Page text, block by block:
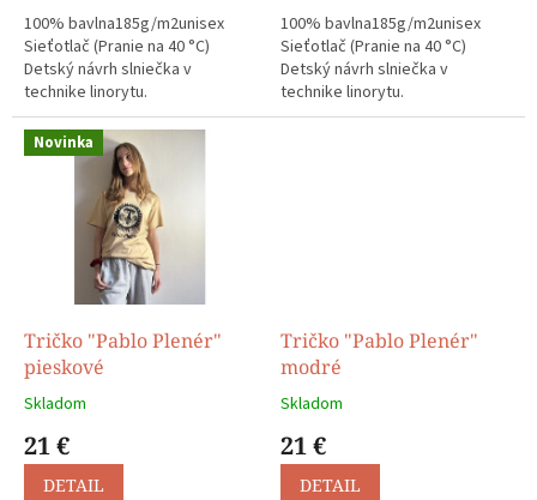
100% bavlna185g/m2unisex
Sieťotlač (Pranie na 40 °C)
Detský návrh slniečka v
technike linorytu.
100% bavlna185g/m2unisex
Sieťotlač (Pranie na 40 °C)
Detský návrh slniečka v
technike linorytu.
Novinka
Tričko "Pablo Plenér"
pieskové
Skladom
21 €
DETAIL
Tričko "Pablo Plenér"
modré
Skladom
21 €
DETAIL